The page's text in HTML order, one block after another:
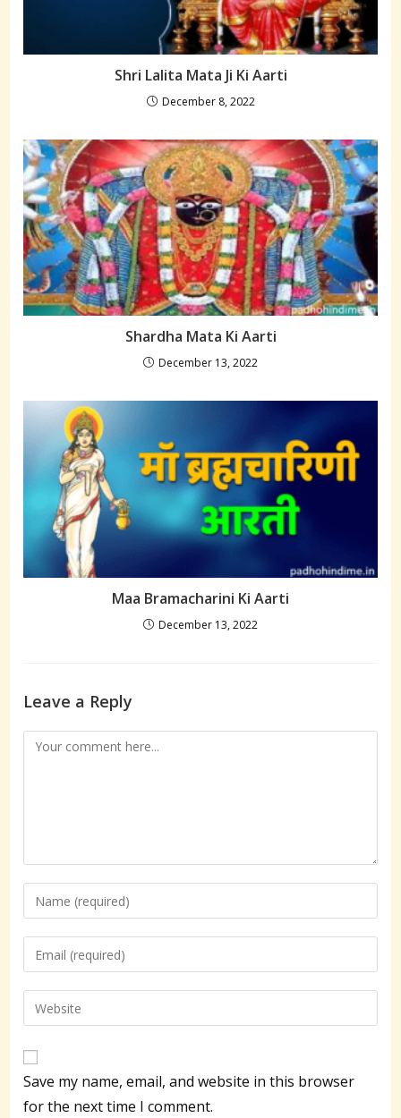
Shri Lalita Mata Ji Ki Aarti
December 8, 2022
Shardha Mata Ki Aarti
December 13, 2022
Maa Bramacharini Ki Aarti
December 13, 2022
Leave a Reply
Comment
Enter
your
name
to
comment
Enter
your
email
address
Enter
your
URL
(optional)
Save my name, email, and website in this browser
for the next time I comment.